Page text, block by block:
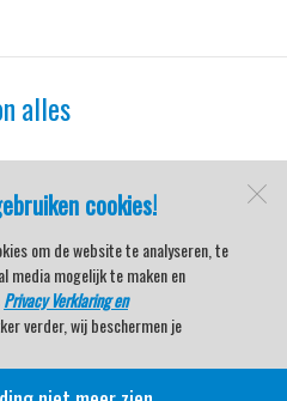
cookies!
om de website te analyseren, te
media mogelijk te maken en
Privacy Verklaring en
verder, wij beschermen je
alles
tv
Lemmer